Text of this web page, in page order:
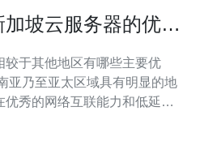
坡云服务器的优势
较于其他地区有哪些主要优
亚乃至亚太区域具有明显的地
秀的网络互联能力和低延迟
加坡拥有稳定的电力与数据